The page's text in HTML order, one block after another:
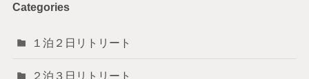
Categories
１泊２日リトリート
２泊３日リトリート